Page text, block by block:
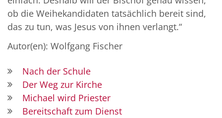
ob die Weihekandidaten tatsächlich bereit sind,
das zu tun, was Jesus von ihnen verlangt.“
Autor(en): Wolfgang Fischer
Nach der Schule
Der Weg zur Kirche
Michael wird Priester
Bereitschaft zum Dienst